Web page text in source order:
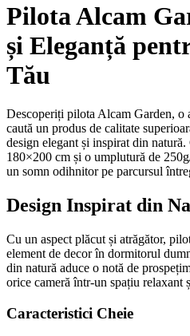
Pilota Alcam
și Eleganță
Tău
Descoperiți pilota Alcam Garden, o
caută un produs de calitate
design elegant și inspirat din
180×200 cm și o umplutură de
un somn odihnitor pe parcursul
Design Inspirat din
Cu un aspect plăcut și atrăgător,
element de decor în dormitorul
din natură aduce o notă de
orice cameră într-un spațiu relaxant
Caracteristici Cheie